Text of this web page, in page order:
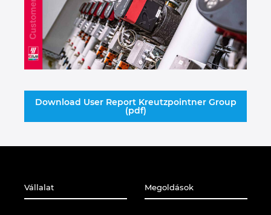
Download User Report Kreutzpointner Group
(pdf)
Vállalat Megoldások